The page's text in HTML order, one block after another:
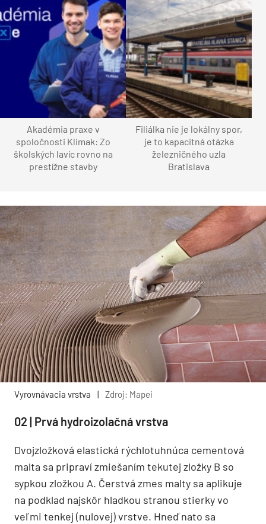
Akadémia praxe v
spoločnosti Klimak: Zo
školských lavíc rovno na
prestížne stavby
Filiálka nie je lokálny spor,
je to kapacitná otázka
železničného uzla
Bratislava
Vyrovnávacia vrstva Zdroj: Mapei
02 | Prvá hydroizolačná vrstva
Dvojzložková elastická rýchlotuhnúca cementová
malta sa pripraví zmiešaním tekutej zložky B so
sypkou zložkou A. Čerstvá zmes malty sa aplikuje
na podklad najskôr hladkou stranou stierky vo
veľmi tenkej (nulovej) vrstve. Hneď nato sa